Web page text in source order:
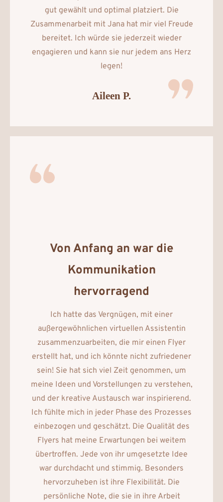
gut gewählt und optimal platziert. Die
Zusammenarbeit mit Jana hat mir viel Freude
bereitet. Ich würde sie jederzeit wieder
engagieren und kann sie nur jedem ans Herz
legen!
Aileen P.
Von Anfang an war die
Kommunikation
hervorragend
Ich hatte das Vergnügen, mit einer
außergewöhnlichen virtuellen Assistentin
zusammenzuarbeiten, die mir einen Flyer
erstellt hat, und ich könnte nicht zufriedener
sein! Sie hat sich viel Zeit genommen, um
meine Ideen und Vorstellungen zu verstehen,
und der kreative Austausch war inspirierend.
Ich fühlte mich in jeder Phase des Prozesses
einbezogen und geschätzt. Die Qualität des
Flyers hat meine Erwartungen bei weitem
übertroffen. Jede von ihr umgesetzte Idee
war durchdacht und stimmig. Besonders
hervorzuheben ist ihre Flexibilität. Die
persönliche Note, die sie in ihre Arbeit